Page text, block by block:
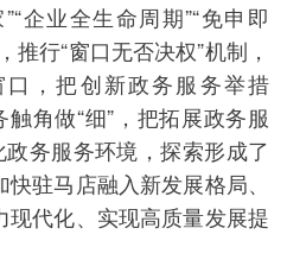
企业全生命周期”“免申即
行“窗口无否决权”机制，
口，把创新政务服务举措
角做“细”，把拓展政务服
务服务环境，探索形成了
驻马店融入新发展格局、
代化、实现高质量发展提